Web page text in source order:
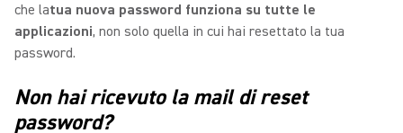
che latua nuova password funziona su tutte le
applicazioni, non solo quella in cui hai resettato la tua
password.
Non hai ricevuto la mail di reset
password?